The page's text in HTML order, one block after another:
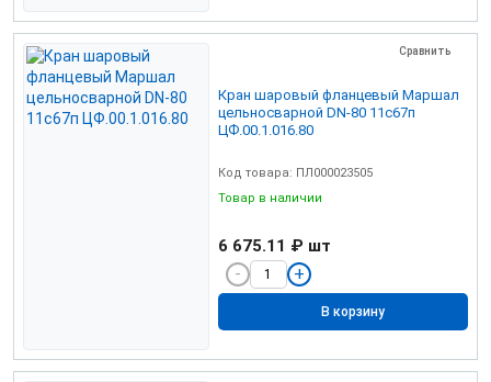
Сравнить
Кран шаровый фланцевый Маршал
цельносварной DN-80 11с67п
ЦФ.00.1.016.80
Код товара: ПЛ000023505
Товар в наличии
6 675.11 ₽ шт
В корзину